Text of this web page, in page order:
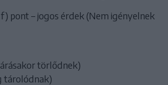
f) pont – jogos érdek (Nem igényelnek
törlődnek)
tárolódnak)